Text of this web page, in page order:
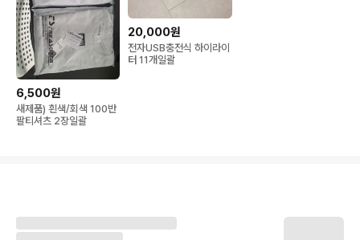
6,500원
새제품) 흰색/회색 100반
팔티셔츠 2장일괄
20,000원
전자USB충전식 하이라이
터 11개일괄